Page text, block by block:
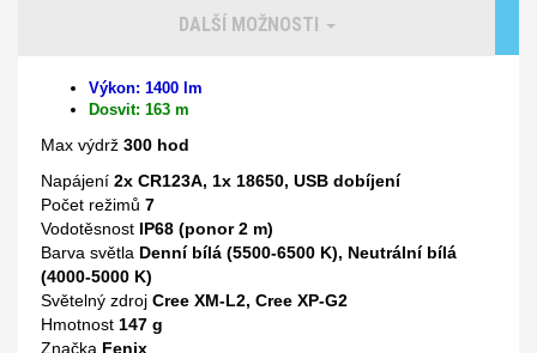
DALŠÍ MOŽNOSTI
Výkon: 1400 lm
Dosvit: 163 m
Max výdrž 300 hod
Napájení 2x CR123A, 1x 18650, USB dobíjení
Počet režimů 7
Vodotěsnost IP68 (ponor 2 m)
Barva světla Denní bílá (5500-6500 K), Neutrální bílá
(4000-5000 K)
Světelný zdroj Cree XM-L2, Cree XP-G2
Hmotnost 147 g
Značka Fenix